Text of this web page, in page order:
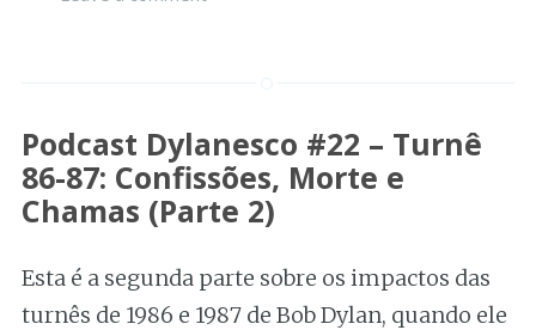
Podcast Dylanesco #22 – Turnê
86-87: Confissões, Morte e
Chamas (Parte 2)
Esta é a segunda parte sobre os impactos das
turnês de 1986 e 1987 de Bob Dylan, quando ele